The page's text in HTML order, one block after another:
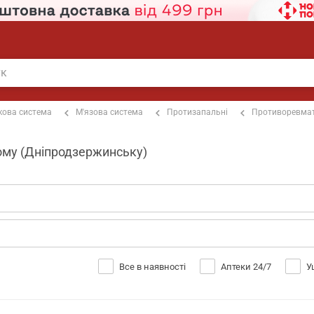
система М'язова система Протизапальні
(Дніпродзержинську)
Все в наявності Аптеки 24/7